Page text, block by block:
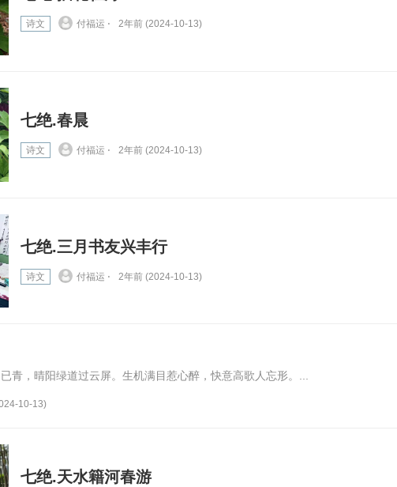
诗文 付福运 ⋅ 2年前 (2024-10-13)
七绝.春晨
诗文 付福运 ⋅ 2年前 (2024-10-13)
七绝.三月书友兴丰行
诗文 付福运 ⋅ 2年前 (2024-10-13)
青，晴阳绿道过云屏。生机满目惹心醉，快意高歌人忘形。...
10-13)
七绝.天水籍河春游